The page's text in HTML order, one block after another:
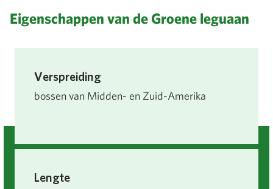
Eigenschappen van de Groene leguaan
Verspreiding
bossen van Midden- en Zuid-Amerika
Lengte